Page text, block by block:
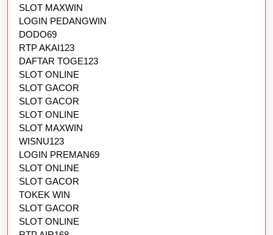
SLOT MAXWIN
LOGIN PEDANGWIN
DODO69
RTP AKAI123
DAFTAR TOGE123
SLOT ONLINE
SLOT GACOR
SLOT GACOR
SLOT ONLINE
SLOT MAXWIN
WISNU123
LOGIN PREMAN69
SLOT ONLINE
SLOT GACOR
TOKEK WIN
SLOT GACOR
SLOT ONLINE